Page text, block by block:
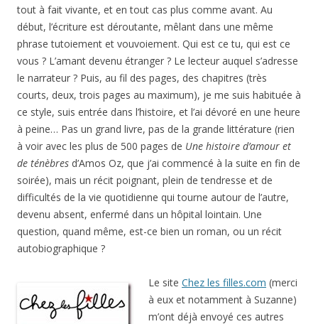
tout à fait vivante, et en tout cas plus comme avant. Au
début, l’écriture est déroutante, mêlant dans une même
phrase tutoiement et vouvoiement. Qui est ce tu, qui est ce
vous ? L’amant devenu étranger ? Le lecteur auquel s’adresse
le narrateur ? Puis, au fil des pages, des chapitres (très
courts, deux, trois pages au maximum), je me suis habituée à
ce style, suis entrée dans l’histoire, et l’ai dévoré en une heure
à peine… Pas un grand livre, pas de la grande littérature (rien
à voir avec les plus de 500 pages de Une histoire d’amour et
de ténèbres d’Amos Oz, que j’ai commencé à la suite en fin de
soirée), mais un récit poignant, plein de tendresse et de
difficultés de la vie quotidienne qui tourne autour de l’autre,
devenu absent, enfermé dans un hôpital lointain. Une
question, quand même, est-ce bien un roman, ou un récit
autobiographique ?
Le site Chez les filles.com (merci
à eux et notamment à Suzanne)
m’ont déjà envoyé ces autres